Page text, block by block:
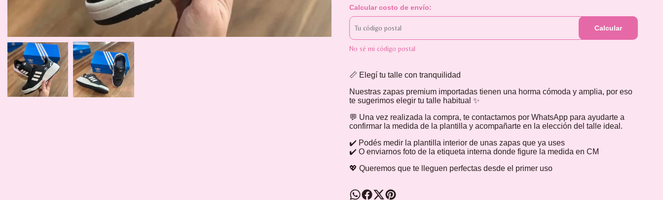
Calcular costo de envío:
Calcular
No sé mi código postal
📏 Elegí tu talle con tranquilidad
Nuestras zapas premium importadas tienen una horma cómoda y amplia, por eso
te sugerimos elegir tu talle habitual ✨
💬 Una vez realizada la compra, te contactamos por WhatsApp para ayudarte a
confirmar la medida de la plantilla y acompañarte en la elección del talle ideal.
✔️ Podés medir la plantilla interior de unas zapas que ya uses
✔️ O enviarnos foto de la etiqueta interna donde figure la medida en CM
💖 Queremos que te lleguen perfectas desde el primer uso